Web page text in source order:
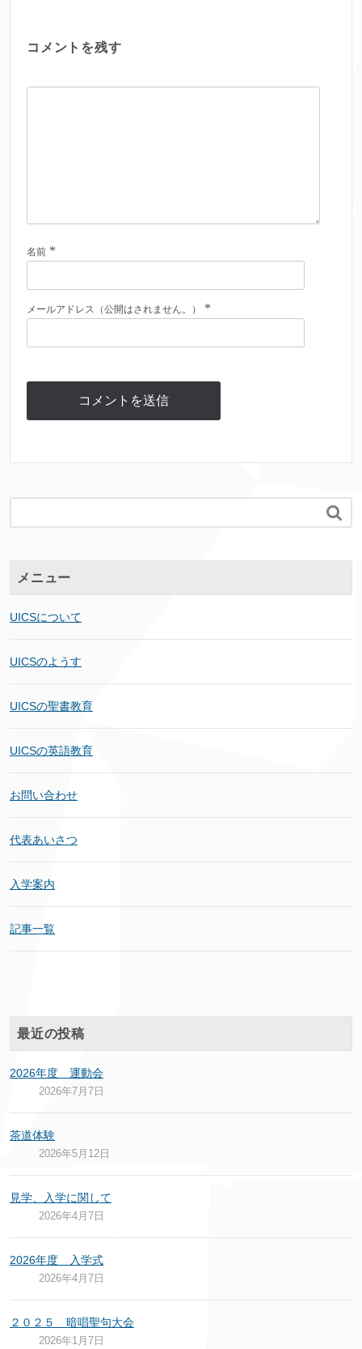
コメントを残す
名前 *
メールアドレス（公開はされません。） *

メニュー
UICSについて
UICSのようす
UICSの聖書教育
UICSの英語教育
お問い合わせ
代表あいさつ
入学案内
記事一覧
最近の投稿
2026年度 運動会
2026年7月7日
茶道体験
2026年5月12日
見学、入学に関して
2026年4月7日
2026年度 入学式
2026年4月7日
２０２５ 暗唱聖句大会
2026年1月7日